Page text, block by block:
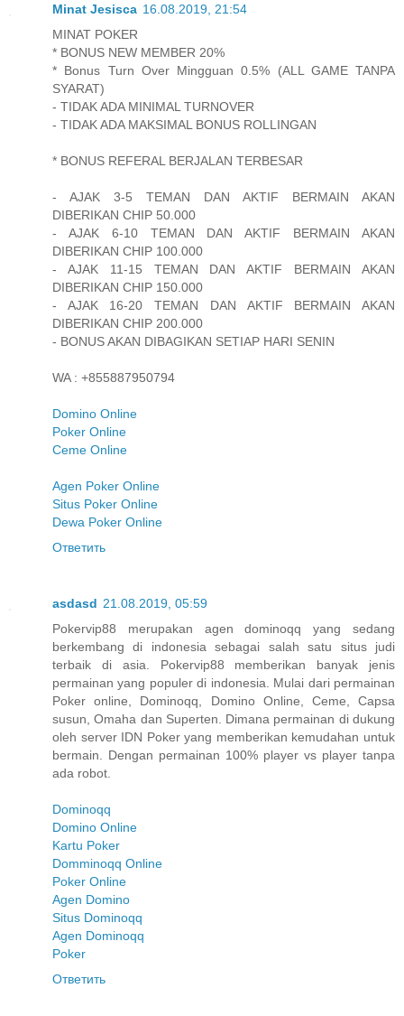
Minat Jesisca 16.08.2019, 21:54
MINAT POKER
* BONUS NEW MEMBER 20%
* Bonus Turn Over Mingguan 0.5% (ALL GAME TANPA
SYARAT)
- TIDAK ADA MINIMAL TURNOVER
- TIDAK ADA MAKSIMAL BONUS ROLLINGAN
* BONUS REFERAL BERJALAN TERBESAR
- AJAK 3-5 TEMAN DAN AKTIF BERMAIN AKAN
DIBERIKAN CHIP 50.000
- AJAK 6-10 TEMAN DAN AKTIF BERMAIN AKAN
DIBERIKAN CHIP 100.000
- AJAK 11-15 TEMAN DAN AKTIF BERMAIN AKAN
DIBERIKAN CHIP 150.000
- AJAK 16-20 TEMAN DAN AKTIF BERMAIN AKAN
DIBERIKAN CHIP 200.000
- BONUS AKAN DIBAGIKAN SETIAP HARI SENIN
WA : +855887950794
Domino Online
Poker Online
Ceme Online
Agen Poker Online
Situs Poker Online
Dewa Poker Online
Ответить
asdasd 21.08.2019, 05:59
Pokervip88 merupakan agen dominoqq yang sedang
berkembang di indonesia sebagai salah satu situs judi
terbaik di asia. Pokervip88 memberikan banyak jenis
permainan yang populer di indonesia. Mulai dari permainan
Poker online, Dominoqq, Domino Online, Ceme, Capsa
susun, Omaha dan Superten. Dimana permainan di dukung
oleh server IDN Poker yang memberikan kemudahan untuk
bermain. Dengan permainan 100% player vs player tanpa
ada robot.
Dominoqq
Domino Online
Kartu Poker
Domminoqq Online
Poker Online
Agen Domino
Situs Dominoqq
Agen Dominoqq
Poker
Ответить